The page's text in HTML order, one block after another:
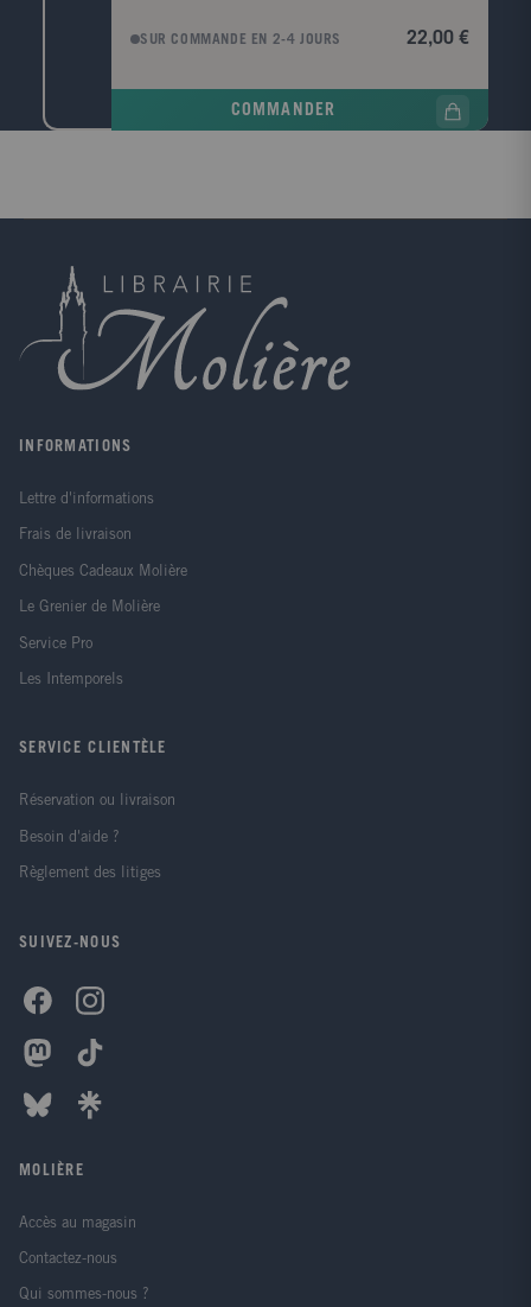
spectaculaires, ils trouvent un nouveau public sur les
contemporaine, les justiciers hors-la-loi sont
s'affranchissent du cadre légal pour nettoyer la
société, ils précipitent l'avènement de l'Etat justicier.
Cet essai comparatif s'aventure dans les eaux troubles
de la justice sommaire. Au terme d'un périple dans le
monde perturbant des redresseurs de torts, une
question s'impose : la France est-elle immunisée
SUR COMMANDE EN 2-4 JOURS 22,00 €
COMMANDER
INFORMATIONS
Lettre d'informations
Frais de livraison
Chèques Cadeaux Molière
Le Grenier de Molière
Service Pro
Les Intemporels
SERVICE CLIENTÈLE
Réservation ou livraison
Besoin d'aide ?
Règlement des litiges
SUIVEZ-NOUS
MOLIÈRE
Accès au magasin
Contactez-nous
Qui sommes-nous ?